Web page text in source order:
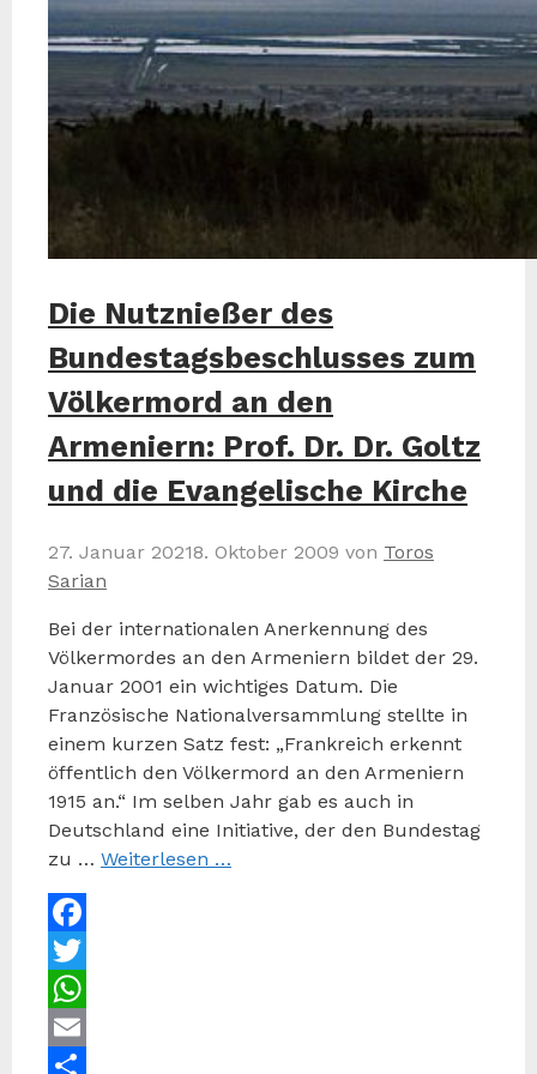
Die Nutznießer des
Bundestagsbeschlusses zum
Völkermord an den
Armeniern: Prof. Dr. Dr. Goltz
und die Evangelische Kirche
27. Januar 20218. Oktober 2009 von Toros
Sarian
Bei der internationalen Anerkennung des
Völkermordes an den Armeniern bildet der 29.
Januar 2001 ein wichtiges Datum. Die
Französische Nationalversammlung stellte in
einem kurzen Satz fest: „Frankreich erkennt
öffentlich den Völkermord an den Armeniern
1915 an.“ Im selben Jahr gab es auch in
Deutschland eine Initiative, der den Bundestag
zu … Weiterlesen …
Facebook
Twitter
WhatsApp
Email